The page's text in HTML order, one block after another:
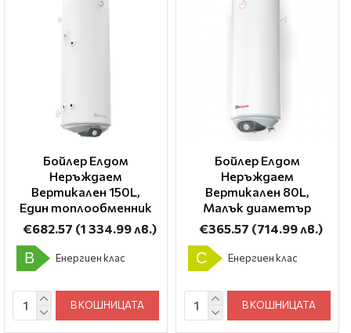
Бойлер Елдом
Неръждаем
Вертикален 150L,
Един топлообменник
€682.57 (1 334.99 лв.)
B Енергиен клас
В КОШНИЦАТА
Бойлер Елдом
Неръждаем
Вертикален 80L,
Малък диаметър
€365.57 (714.99 лв.)
C Енергиен клас
В КОШНИЦАТА